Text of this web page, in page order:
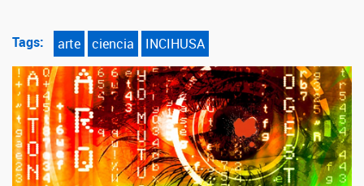
Tags: arte ciencia INCIHUSA